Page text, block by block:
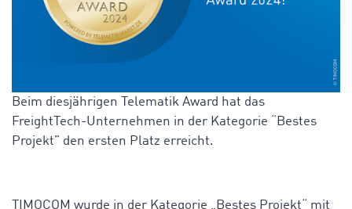
Beim diesjährigen Telematik Award hat das
FreightTech-Unternehmen in der Kategorie “Bestes
Projekt” den ersten Platz erreicht.
TIMOCOM wurde in der Kategorie „Bestes Projekt“ mit